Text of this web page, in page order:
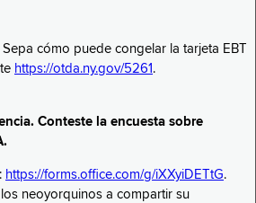
cómo puede congelar la tarjeta EBT
https://otda.ny.gov/5261 .
Conteste la encuesta sobre
https://forms.office.com/g/iXXyiDETtG.
los neoyorquinos a compartir su